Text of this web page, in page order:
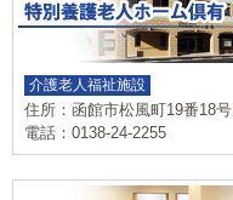
介護老人福祉施設
住所：函館市松風町19番18号
電話：0138-24-2255